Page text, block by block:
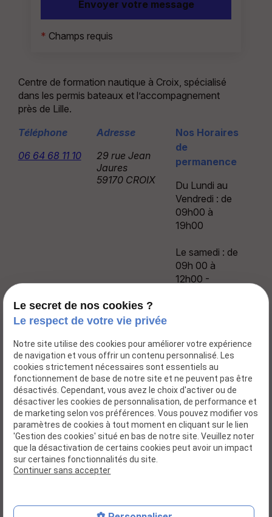
* Champs requis
Centre de formation nautique à Croix, spécialisé
dans les permis bateaux et l’accompagnement
près de Lille.
Téléphone
06 64 68 11 10
Adresse
29 rue Jean
Jaures
59170 CROIX
Nos Horaires
de
permanence
Du Lundi au
Vendredi : de
09h00 à
19h00
Le samedi : de
09h 00 à
12h00 -
Accueil
Actualités
Dossier d'inscription
Galerie photos
Contact
Le secret de nos cookies ?
Le respect de votre vie privée
Notre site utilise des cookies pour améliorer votre expérience
de navigation et vous offrir un contenu personnalisé. Les
cookies strictement nécessaires sont essentiels au
fonctionnement de base de notre site et ne peuvent pas être
désactivés. Cependant, vous avez le choix d'activer ou de
désactiver les cookies de personnalisation, de performance et
de marketing selon vos préférences. Vous pouvez modifier vos
paramètres de cookies à tout moment en cliquant sur le lien
'Gestion des cookies' situé en bas de notre site. Veuillez noter
que la désactivation de certains cookies peut avoir un impact
sur certaines fonctionnalités du site.
Continuer sans accepter